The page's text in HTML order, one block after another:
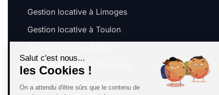
Gestion locative à Limoges
Gestion locative à Toulon
Gestion locative à Besançon
Gestion locative à Amiens
Salut c'est nous...
les Cookies !
On a attendu d'être sûrs que le contenu de